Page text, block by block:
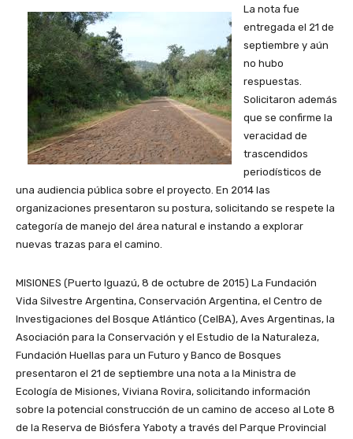
La nota fue
entregada el 21 de
septiembre y aún
no hubo
respuestas.
Solicitaron además
que se confirme la
veracidad de
trascendidos
periodísticos de
una audiencia pública sobre el proyecto. En 2014 las
organizaciones presentaron su postura, solicitando se respete la
categoría de manejo del área natural e instando a explorar
nuevas trazas para el camino.
MISIONES (Puerto Iguazú, 8 de octubre de 2015) La Fundación
Vida Silvestre Argentina, Conservación Argentina, el Centro de
Investigaciones del Bosque Atlántico (CeIBA), Aves Argentinas, la
Asociación para la Conservación y el Estudio de la Naturaleza,
Fundación Huellas para un Futuro y Banco de Bosques
presentaron el 21 de septiembre una nota a la Ministra de
Ecología de Misiones, Viviana Rovira, solicitando información
sobre la potencial construcción de un camino de acceso al Lote 8
de la Reserva de Biósfera Yaboty a través del Parque Provincial